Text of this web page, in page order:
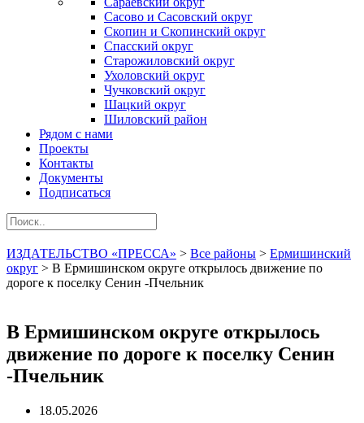
Сасово и Сасовский округ
Скопин и Скопинский округ
Спасский округ
Старожиловский округ
Ухоловский округ
Чучковский округ
Шацкий округ
Шиловский район
Рядом с нами
Проекты
Контакты
Документы
Подписаться
ИЗДАТЕЛЬСТВО «ПРЕССА» > Все районы > Ермишинский
округ > В Ермишинском округе открылось движение по
дороге к поселку Сенин -Пчельник
В Ермишинском округе открылось
движение по дороге к поселку Сенин
-Пчельник
18.05.2026